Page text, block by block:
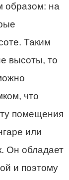
образом: на
Таким
высоты, то
что
помещения
или
Он обладает
и поэтому